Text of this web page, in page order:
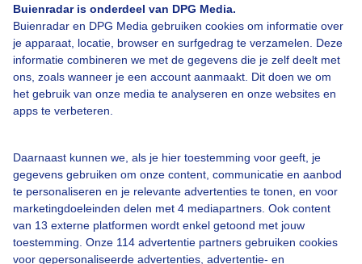
Buienradar is onderdeel van DPG Media.
Buienradar en DPG Media gebruiken cookies om informatie over
je apparaat, locatie, browser en surfgedrag te verzamelen. Deze
informatie combineren we met de gegevens die je zelf deelt met
ons, zoals wanneer je een account aanmaakt. Dit doen we om
het gebruik van onze media te analyseren en onze websites en
apps te verbeteren.
Daarnaast kunnen we, als je hier toestemming voor geeft, je
gegevens gebruiken om onze content, communicatie en aanbod
te personaliseren en je relevante advertenties te tonen, en voor
marketingdoeleinden delen met 4 mediapartners. Ook content
van 13 externe platformen wordt enkel getoond met jouw
toestemming. Onze 114 advertentie partners gebruiken cookies
voor gepersonaliseerde advertenties, advertentie- en
Bedrijfsgegevens
Veelgestelde vragen
Contact
Gebruikersvoorwaarden
Adverteren
Buienradar Team
Privacy beleid